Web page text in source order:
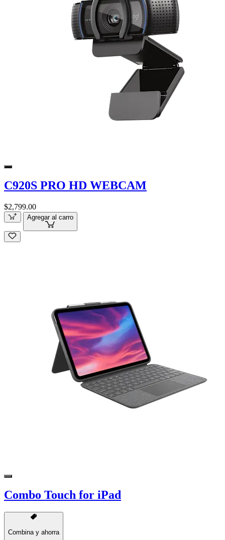
C920S PRO HD WEBCAM
$2,799.00
Agregar al carro
Combo Touch for iPad
Combina y ahorra